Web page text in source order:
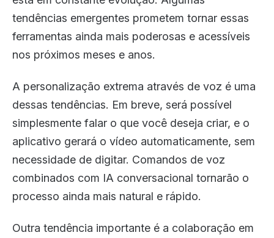
tendências emergentes prometem tornar essas
ferramentas ainda mais poderosas e acessíveis
nos próximos meses e anos.
A personalização extrema através de voz é uma
dessas tendências. Em breve, será possível
simplesmente falar o que você deseja criar, e o
aplicativo gerará o vídeo automaticamente, sem
necessidade de digitar. Comandos de voz
combinados com IA conversacional tornarão o
processo ainda mais natural e rápido.
Outra tendência importante é a colaboração em